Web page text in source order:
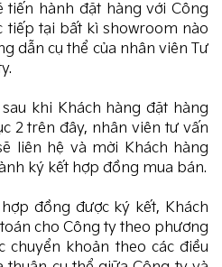
tiến hành đặt hàng với Công
tiếp tại bất kì showroom nào
dẫn cụ thể của nhân viên Tư
khi Khách hàng đặt hàng
2 trên đây, nhân viên tư vấn
liên hệ và mời Khách hàng
ký kết hợp đồng mua bán.
đồng được ký kết, Khách
cho Công ty theo phương
chuyển khoản theo các điều